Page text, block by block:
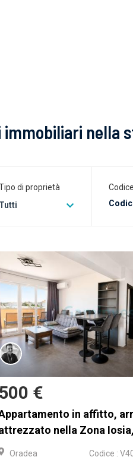
immobiliari nella
di proprietà
Tutti
790 €
Bihor
Oradea Codice :